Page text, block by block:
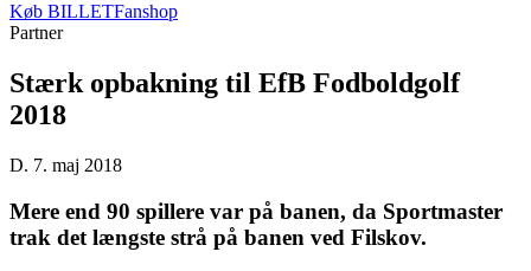
Køb BILLETFanshop
Partner
Stærk opbakning til EfB Fodboldgolf
2018
D. 7. maj 2018
Mere end 90 spillere var på banen, da Sportmaster
trak det længste strå på banen ved Filskov.